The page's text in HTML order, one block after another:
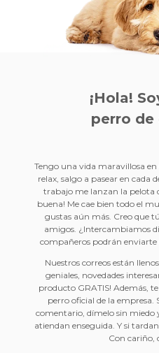
¡Hola!
perro de
Tengo una vida maravillosa
relax, salgo a pasear en cada
trabajo me lanzan la pelota
buena! Me cae bien todo el
gustas aún más. Creo que
amigos. ¿Intercambiamos
compañeros podrán
Nuestros correos están
geniales, novedades
producto GRATIS! Además,
perro oficial de la
comentario, dímelo sin miedo
atiendan enseguida. Y si
Con cariño,